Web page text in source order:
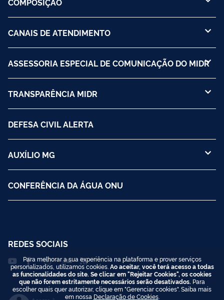
CANAIS DE ATENDIMENTO
ASSESSORIA ESPECIAL DE COMUNICAÇÃO DO MIDR
TRANSPARÊNCIA MIDR
DEFESA CIVIL ALERTA
AUXÍLIO MG
CONFERÊNCIA DA ÁGUA ONU
REDES SOCIAIS
Para melhorar a sua experiência na plataforma e prover serviços
personalizados, utilizamos cookies. Ao aceitar, você terá acesso a todas
as funcionalidades do site. Se clicar em "Rejeitar Cookies", os cookies
que não forem estritamente necessários serão desativados. Para
escolher quais quer autorizar, clique em "Gerenciar cookies". Saiba mais
em nossa Declaração de Cookies.